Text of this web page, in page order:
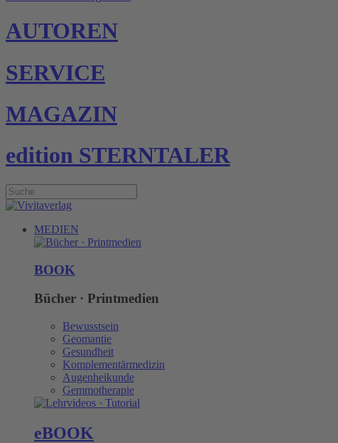
AUTOREN
SERVICE
MAGAZIN
edition STERNTALER
MEDIEN
BOOK
Bücher · Printmedien
Bewusstsein
Geomantie
Gesundheit
Komplementärmedizin
Augenheikunde
Gemmotherapie
eBOOK